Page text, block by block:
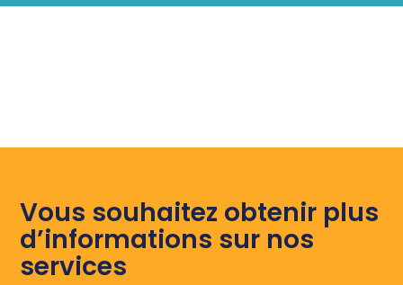
Vous souhaitez obtenir plus
d’informations sur nos
services